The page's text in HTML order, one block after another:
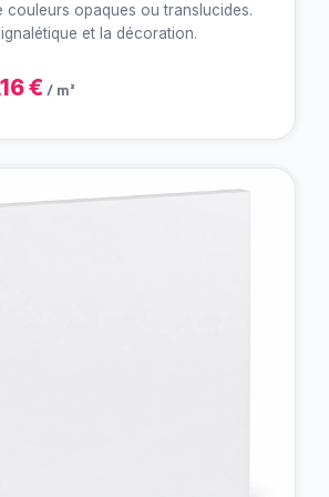
couleurs opaques ou translucides.
et la décoration.
€/ m²